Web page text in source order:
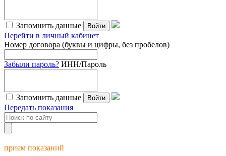
Запомнить данные Войти
Перейти в личный кабинет
Номер договора (буквы и цифры, без пробелов)
Забыли пароль? ИНН/Пароль
Запомнить данные Войти
Передать показания
прием показаний